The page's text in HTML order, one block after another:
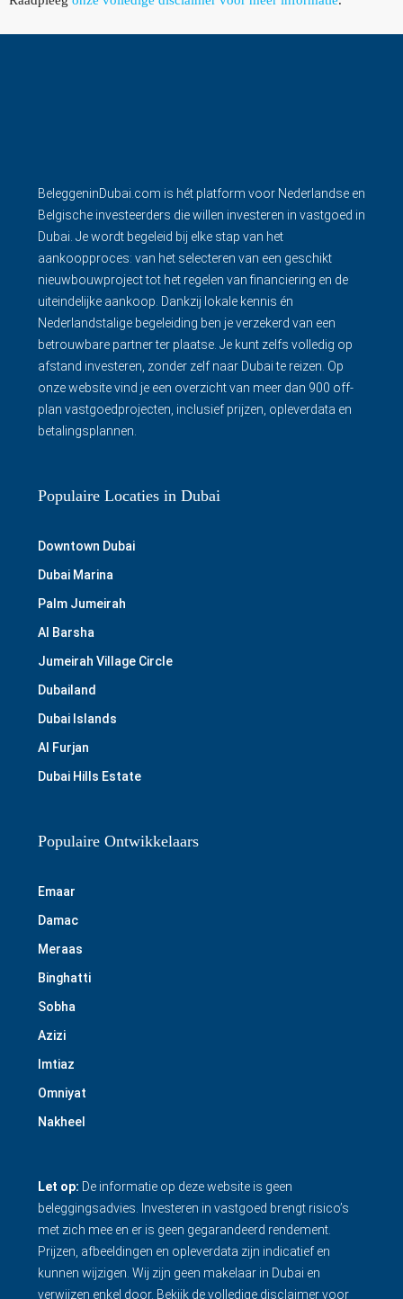
BeleggeninDubai.com is hét platform voor Nederlandse en
Belgische investeerders die willen investeren in vastgoed in
Dubai. Je wordt begeleid bij elke stap van het
aankoopproces: van het selecteren van een geschikt
nieuwbouwproject tot het regelen van financiering en de
uiteindelijke aankoop. Dankzij lokale kennis én
Nederlandstalige begeleiding ben je verzekerd van een
betrouwbare partner ter plaatse. Je kunt zelfs volledig op
afstand investeren, zonder zelf naar Dubai te reizen. Op
onze website vind je een overzicht van meer dan 900 off-
plan vastgoedprojecten, inclusief prijzen, opleverdata en
betalingsplannen.
Populaire Locaties in Dubai
Downtown Dubai
Dubai Marina
Palm Jumeirah
Al Barsha
Jumeirah Village Circle
Dubailand
Dubai Islands
Al Furjan
Dubai Hills Estate
Populaire Ontwikkelaars
Emaar
Damac
Meraas
Binghatti
Sobha
Azizi
Imtiaz
Omniyat
Nakheel
Let op: De informatie op deze website is geen
beleggingsadvies. Investeren in vastgoed brengt risico’s
met zich mee en er is geen gegarandeerd rendement.
Prijzen, afbeeldingen en opleverdata zijn indicatief en
kunnen wijzigen. Wij zijn geen makelaar in Dubai en
verwijzen enkel door. Bekijk de volledige disclaimervoor